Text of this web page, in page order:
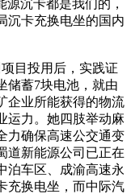
沉卡都是我们的，
沉卡充换电坐的国内
目投用后，实践证
储蓄7块电池，就由
企业所能获得的物流
运力。她四肢举动麻
力确保高速公交通变
道新能源公司已正在
泊车区、成渝高速永
充换电坐，而中际汽